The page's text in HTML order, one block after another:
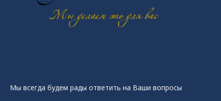
Мы всегда будем рады ответить на Ваши вопросы